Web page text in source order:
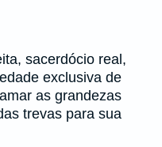
sacerdócio real,
exclusiva de
as grandezas
trevas para sua